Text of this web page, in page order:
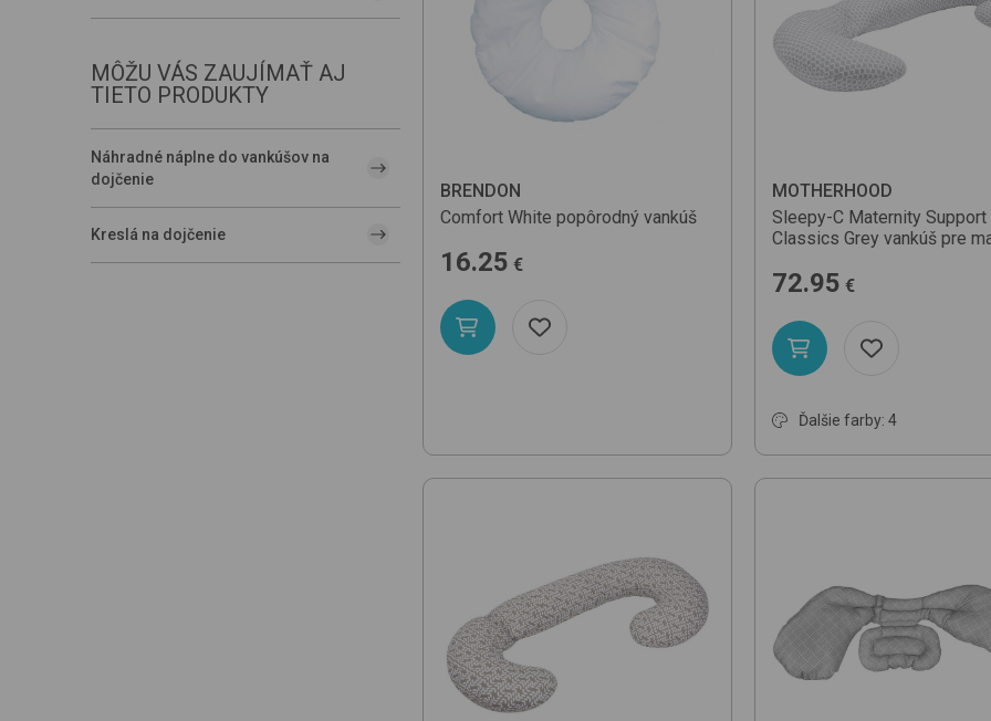
MÔŽU VÁS ZAUJÍMAŤ AJ
TIETO PRODUKTY
Náhradné náplne do vankúšov na
dojčenie
Kreslá na dojčenie
BRENDON
Comfort White popôrodný vankúš
16.25 €
MOTHERHOOD
Sleepy-C Maternity
Classics Grey vankúš pre
72.95 €
Ďalšie farby: 4